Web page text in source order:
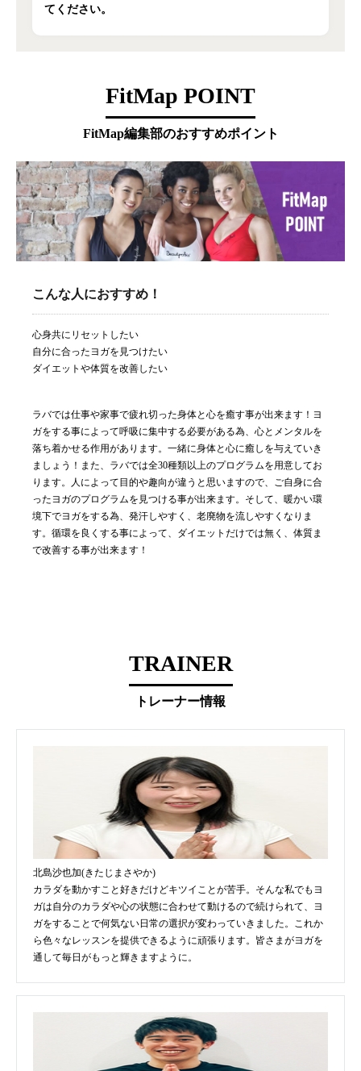
てください。
FitMap POINT
FitMap編集部のおすすめポイント
こんな人におすすめ！
心身共にリセットしたい
自分に合ったヨガを見つけたい
ダイエットや体質を改善したい
ラバでは仕事や家事で疲れ切った身体と心を癒す事が出来ます！ヨ
ガをする事によって呼吸に集中する必要がある為、心とメンタルを
落ち着かせる作用があります。一緒に身体と心に癒しを与えていき
ましょう！また、ラバでは全30種類以上のプログラムを用意してお
ります。人によって目的や趣向が違うと思いますので、ご自身に合
ったヨガのプログラムを見つける事が出来ます。そして、暖かい環
境下でヨガをする為、発汗しやすく、老廃物を流しやすくなりま
す。循環を良くする事によって、ダイエットだけでは無く、体質ま
で改善する事が出来ます！
TRAINER
トレーナー情報
北島沙也加(きたじまさやか)
カラダを動かすこと好きだけどキツイことが苦手。そんな私でもヨ
ガは自分のカラダや心の状態に合わせて動けるので続けられて、ヨ
ガをすることで何気ない日常の選択が変わっていきました。これか
ら色々なレッスンを提供できるように頑張ります。皆さまがヨガを
通して毎日がもっと輝きますように。